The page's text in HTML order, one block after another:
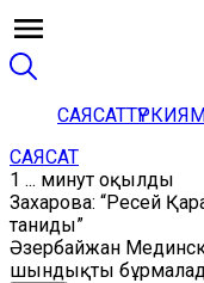
САЯСАТТҮРКИЯ
САЯСАТ
1 ... минут оқылды
Захарова: “Ресей
таниды”
Әзербайжан
шындықты